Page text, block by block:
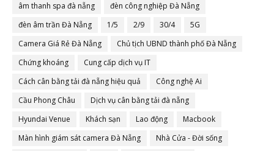
âm thanh spa đà nẵng
đèn công nghiệp Đà Nẵng
đèn âm trần Đà Nẵng
1/5 2/9 30/4
5G
Camera Giá Rẻ Đà Nẵng
Chủ tịch UBND thành phố Đà Nẵng
Chứng khoáng
Cung cấp dịch vụ IT
Cách cân bằng tải đà nẵng hiệu quả
Công nghệ Ai
Cầu Phong Châu
Dịch vụ cân bằng tải đà nẵng
Hyundai Venue
Khách sạn Lao động
Macbook
Màn hình giám sát camera Đà Nẵng
Nhà Cửa - Đời sống